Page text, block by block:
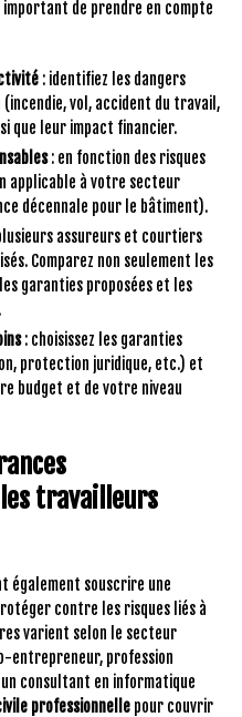
de prendre en compte
: identifiez les dangers
vol, accident du travail,
que leur impact financier.
: en fonction des risques
applicable à votre secteur
décennale pour le bâtiment).
assureurs et courtiers
Comparez non seulement les
garanties proposées et les
: choisissez les garanties
protection juridique, etc.) et
budget et de votre niveau
travailleurs
également souscrire une
contre les risques liés à
varient selon le secteur
entrepreneur, profession
consultant en informatique
professionnelle pour couvrir